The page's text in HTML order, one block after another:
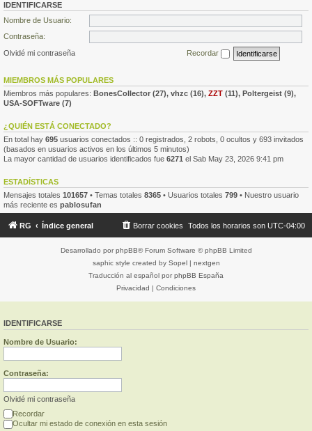
IDENTIFICARSE
Nombre de Usuario:
Contraseña:
Olvidé mi contraseña
Recordar
MIEMBROS MÁS POPULARES
Miembros más populares: BonesCollector (27), vhzc (16), ZZT (11), Poltergeist (9),
USA-SOFTware (7)
¿QUIÉN ESTÁ CONECTADO?
En total hay 695 usuarios conectados :: 0 registrados, 2 robots, 0 ocultos y 693 invitados
(basados en usuarios activos en los últimos 5 minutos)
La mayor cantidad de usuarios identificados fue 6271 el Sab May 23, 2026 9:41 pm
ESTADÍSTICAS
Mensajes totales 101657 • Temas totales 8365 • Usuarios totales 799 • Nuestro usuario
más reciente es pablosufan
RG Índice general Todos los horarios son UTC-04:00
Borrar cookies
Desarrollado por phpBB® Forum Software © phpBB Limited
saphic style created by Sopel| nextgen
Traducción al español por phpBB España
Privacidad | Condiciones
IDENTIFICARSE
Nombre de Usuario:
Contraseña:
Olvidé mi contraseña
Recordar
Ocultar mi estado de conexión en esta sesión